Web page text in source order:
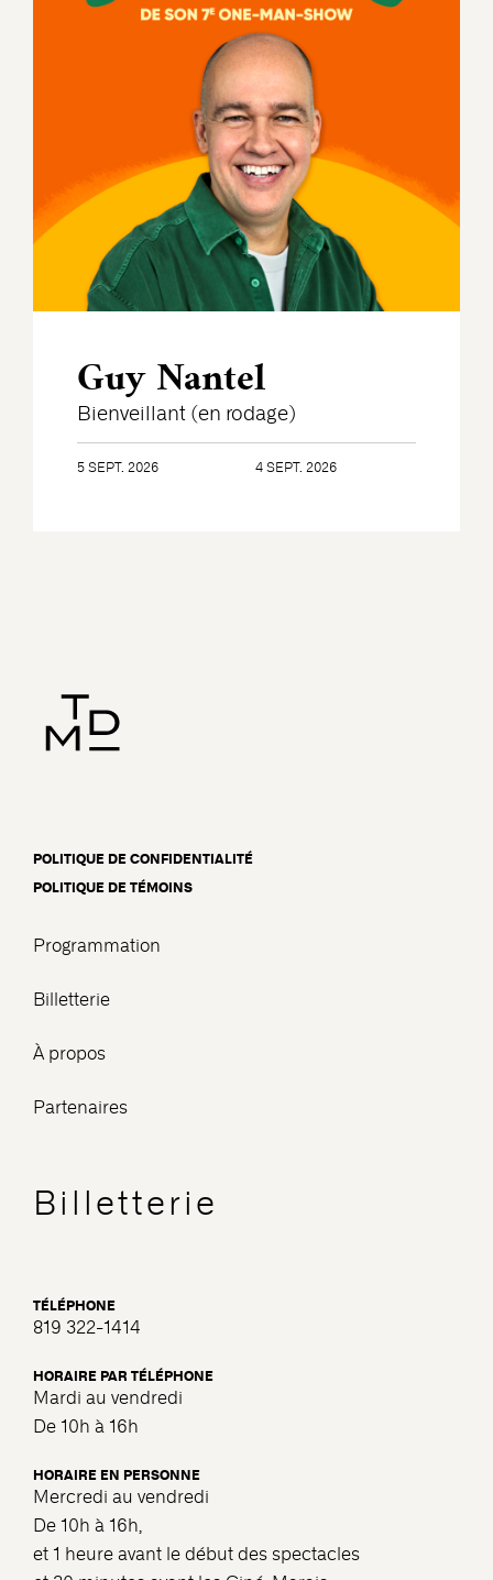
Guy Nantel
Bienveillant (en rodage)
5 SEPT. 2026 4 SEPT. 2026
Programmation
Billetterie
À propos
Partenaires
Billetterie
TÉLÉPHONE
819 322-1414
HORAIRE PAR TÉLÉPHONE
Mardi au vendredi
De 10h à 16h
HORAIRE EN PERSONNE
Mercredi au vendredi
De 10h à 16h,
et 1 heure avant le début des spectacles
POLITIQUE DE CONFIDENTIALITÉ
POLITIQUE DE TÉMOINS